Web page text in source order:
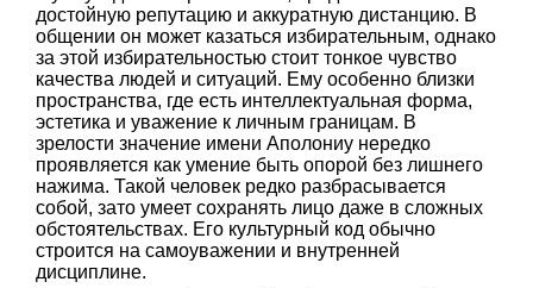
достойную репутацию и аккуратную дистанцию. В
общении он может казаться избирательным, однако
за этой избирательностью стоит тонкое чувство
качества людей и ситуаций. Ему особенно близки
пространства, где есть интеллектуальная форма,
эстетика и уважение к личным границам. В
зрелости значение имени Аполониу нередко
проявляется как умение быть опорой без лишнего
нажима. Такой человек редко разбрасывается
собой, зато умеет сохранять лицо даже в сложных
обстоятельствах. Его культурный код обычно
строится на самоуважении и внутренней
дисциплине.